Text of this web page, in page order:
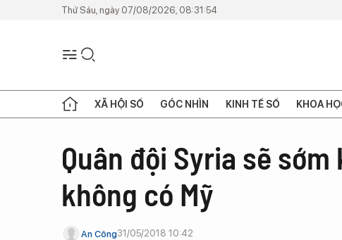
Thứ Sáu, ngày 07/08/2026, 08:31:54
XÃ HỘI SỐ GÓC NHÌN KINH TẾ SỐ KHOA
Quân đội Syria sẽ
không có Mỹ
An Công31/05/2018 10:42